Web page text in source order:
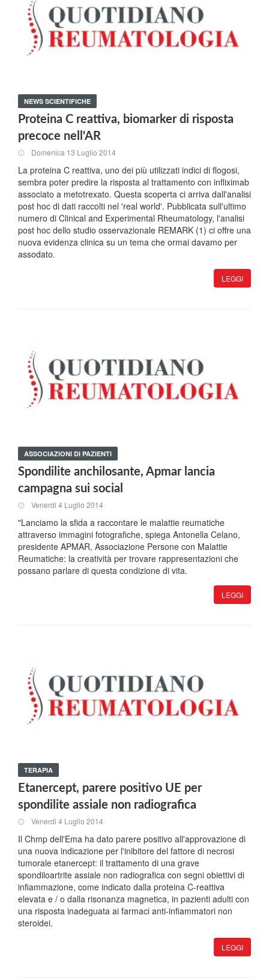
NEWS SCIENTIFICHE
Proteina C reattiva, biomarker di risposta
precoce nell'AR
Domenica 13 Luglio 2014
La proteina C reattiva, uno dei più utilizzati indici di flogosi,
sembra poter predire la risposta al trattamento con infliximab
associato a metotrexato. Questa scoperta ci arriva dall'analisi
post hoc di dati raccolti nel 'real world'. Pubblicata sull'ultimo
numero di Clinical and Experimental Rheumatology, l'analisi
post hoc dello studio osservazionale REMARK (1) ci offre una
nuova evidenza clinica su un tema che ormai davamo per
assodato.
LEGGI
ASSOCIAZIONI DI PAZIENTI
Spondilite anchilosante, Apmar lancia
campagna sui social
Venerdi 4 Luglio 2014
"Lanciamo la sfida a raccontare le malattie reumatiche
attraverso immagini fotografiche, spiega Antonella Celano,
presidente APMAR, Associazione Persone con Malattie
Reumatiche: la creatività per trovare rappresentazioni che
possano parlare di questa condizione di vita.
LEGGI
TERAPIA
Etanercept, parere positivo UE per
spondilite assiale non radiografica
Venerdi 4 Luglio 2014
Il Chmp dell'Ema ha dato parere positivo all'approvazione di
una nuova indicazione per l'inibitore del fattore di necrosi
tumorale etanercept: il trattamento di una grave
spondiloartrite assiale non radiografica con segni obiettivi di
infiammazione, come indicato dalla proteina C-reattiva
elevata e / o dalla risonanza magnetica, in pazienti adulti con
una risposta inadeguata ai farmaci anti-infiammatori non
steroidei.
LEGGI